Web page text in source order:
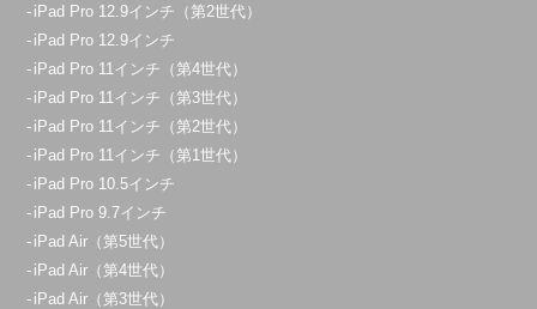
iPad Pro 12.9インチ（第2世代）
iPad Pro 12.9インチ
iPad Pro 11インチ（第4世代）
iPad Pro 11インチ（第3世代）
iPad Pro 11インチ（第2世代）
iPad Pro 11インチ（第1世代）
iPad Pro 10.5インチ
iPad Pro 9.7インチ
iPad Air（第5世代）
iPad Air（第4世代）
iPad Air（第3世代）